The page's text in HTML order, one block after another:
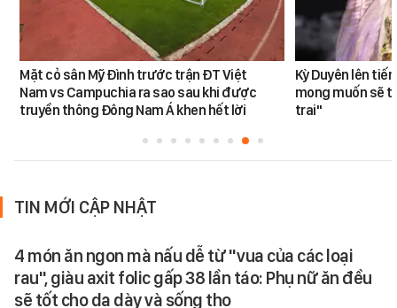
Mặt cỏ sân Mỹ Đình trước trận ĐT Việt
Nam vs Campuchia ra sao sau khi được
truyền thông Đông Nam Á khen hết lời
Kỳ Duyên lên
mong muốn sẽ
trai"
TIN MỚI CẬP NHẬT
4 món ăn ngon mà nấu dễ từ "vua của các loại
rau", giàu axit folic gấp 38 lần táo: Phụ nữ ăn đều
sẽ tốt cho dạ dày và sống thọ